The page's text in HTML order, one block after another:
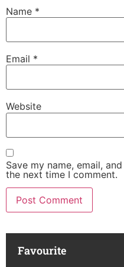
Name *
Email *
Website
Save my name, email,
the next time I comment.
Favourite